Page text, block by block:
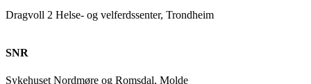
Dragvoll 2 Helse- og velferdssenter, Trondheim
SNR
Sykehuset Nordmøre og Romsdal, Molde